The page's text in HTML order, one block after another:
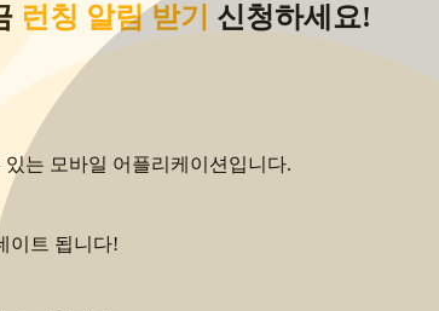
런칭 알림 받기
신청하세요!
는 모바일 어플리케이션입니다.
이트 됩니다!